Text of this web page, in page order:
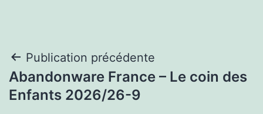
Navigation
de
Publication précédente
Abandonware France – Le coin des
Enfants 2026/26-9